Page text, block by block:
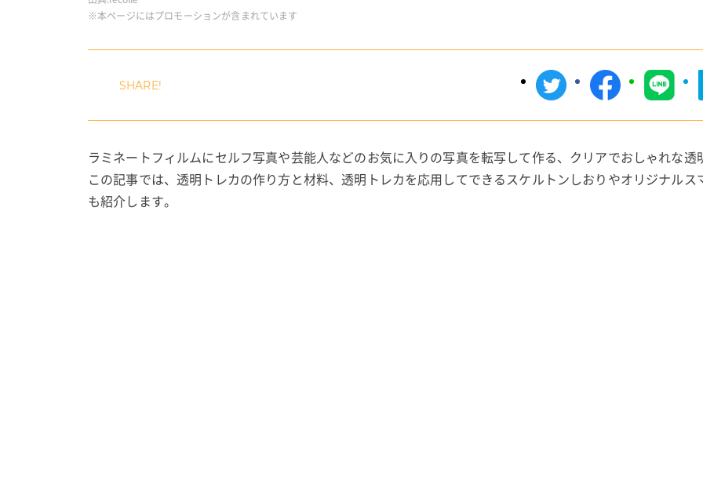
※本ページにはプロモーションが含まれています
ラミネートフィルムにセルフ写真や芸能人などのお気に入りの写真を転写して作る、クリアでおしゃれな透
この記事では、透明トレカの作り方と材料、透明トレカを応用してできるスケルトンしおりやオリジナルス
も紹介します。